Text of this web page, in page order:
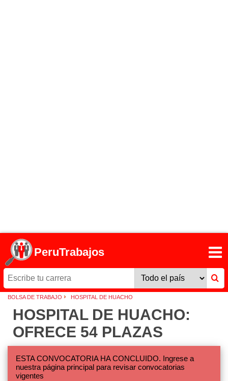
PeruTrabajos
BOLSA DE TRABAJO › HOSPITAL DE HUACHO
HOSPITAL DE HUACHO:
OFRECE 54 PLAZAS
ESTA CONVOCATORIA HA CONCLUIDO. Ingrese a
nuestra página principal para revisar convocatorias
vigentes